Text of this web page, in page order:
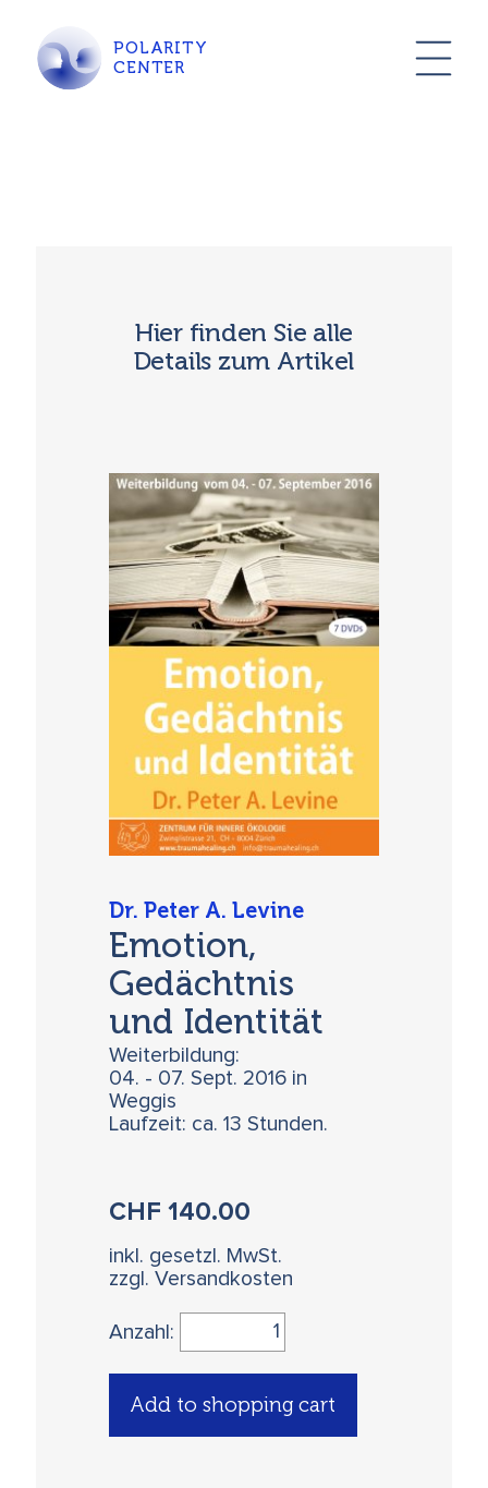
POLARITY
CENTER
Hier finden Sie alle
Details zum Artikel
Dr. Peter A. Levine
Emotion,
Gedächtnis
und Identität
Weiterbildung:
04. - 07. Sept. 2016 in
Weggis
Laufzeit: ca. 13 Stunden.
CHF140.00
inkl. gesetzl. MwSt.
zzgl. Versandkosten
Anzahl:
Add to shopping cart